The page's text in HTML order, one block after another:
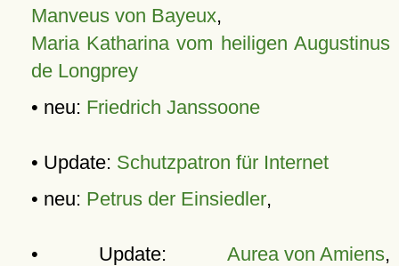
Manveus von Bayeux,
Maria Katharina vom heiligen Augustinus
de Longprey
• neu: Friedrich Janssoone
• Update: Schutzpatron für Internet
• neu: Petrus der Einsiedler,
• Update: Aurea von Amiens,